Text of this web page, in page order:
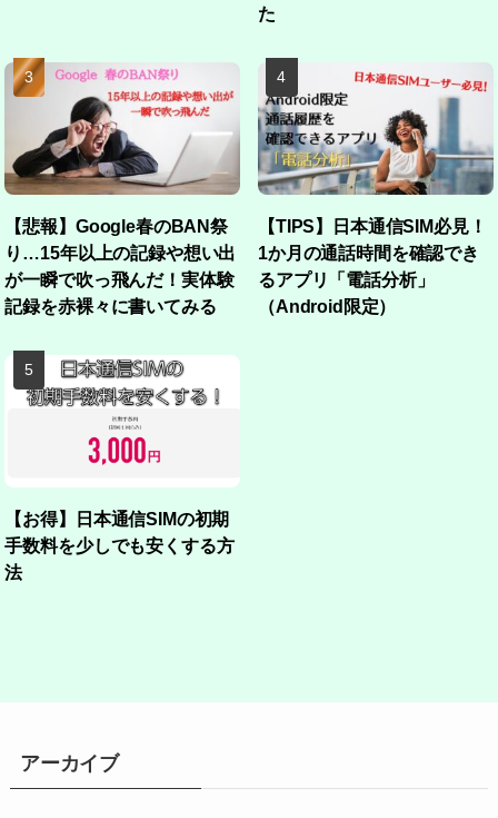
た
【悲報】Google春のBAN祭
り…15年以上の記録や想い出
が一瞬で吹っ飛んだ！実体験
記録を赤裸々に書いてみる
【TIPS】日本通信SIM必見！
1か月の通話時間を確認でき
るアプリ「電話分析」
（Android限定）
【お得】日本通信SIMの初期
手数料を少しでも安くする方
法
アーカイブ